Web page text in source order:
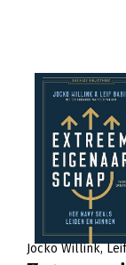
Jocko Willink